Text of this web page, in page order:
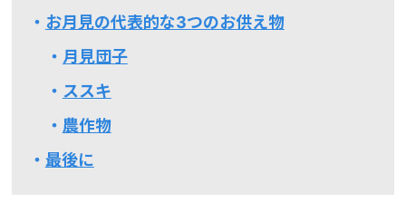
お月見の代表的な3つのお供え物
月見団子
ススキ
農作物
最後に